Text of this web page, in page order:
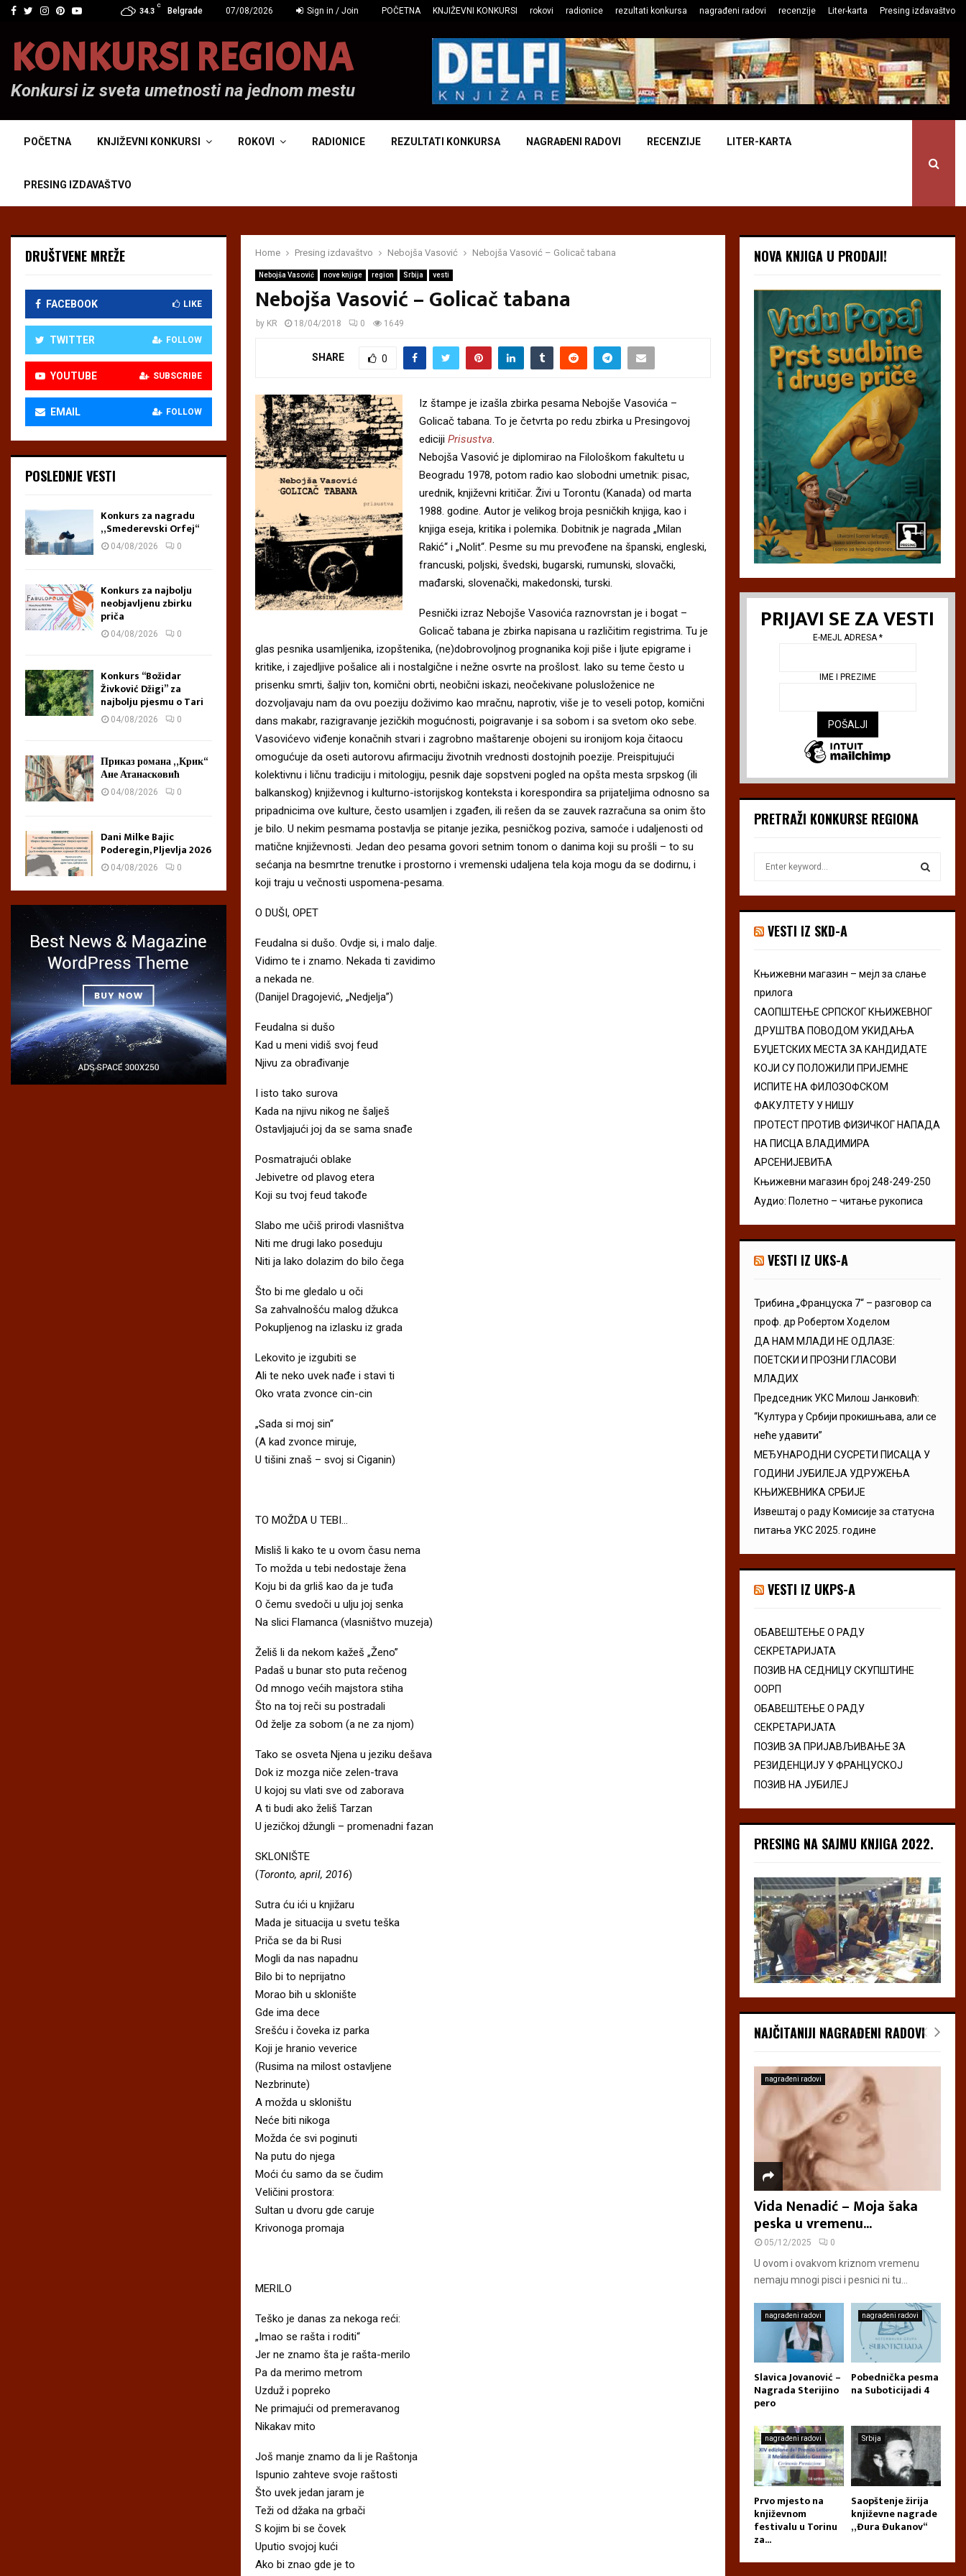
Facebook
Twitter
Instagram
Pinterest
Youtube 34.3
C
Belgrade 07/08/2026 Sign in / Join POČETNA KNJIŽEVNI KONKURSI rokovi radionice rezultati konkursa nagrađeni radovi recenzije Liter-karta Presing izdavaštvo
KONKURSI REGIONA
Konkursi iz sveta umetnosti na jednom mestu
POČETNA KNJIŽEVNI KONKURSI ROKOVI RADIONICE REZULTATI KONKURSA NAGRAĐENI RADOVI RECENZIJE LITER-KARTA
PRESING IZDAVAŠTVO
Home Presing izdavaštvo Nebojša Vasović Nebojša Vasović – Golicač tabana
Nebojša Vasović nove knjige region Srbija vesti
Nebojša Vasović – Golicač tabana
by KR 18/04/2018 0 1649
SHARE 0
Iz štampe je izašla zbirka pesama Nebojše Vasovića –
Golicač tabana. To je četvrta po redu zbirka u Presingovoj
ediciji Prisustva
Nebojša Vasović je diplomirao na Filološkom fakultetu u
Beogradu 1978, potom radio kao slobodni umetnik: pisac,
urednik, književni kritičar. Živi u Torontu (Kanada) od marta
1988. godine. Autor je velikog broja pesničkih knjiga, kao i
knjiga eseja, kritika i polemika. Dobitnik je nagrada „Milan
Rakić“ i „Nolit“. Pesme su mu prevođene na španski, engleski,
francuski, poljski, švedski, bugarski, rumunski, slovački,
mađarski, slovenački, makedonski, turski.
Pesnički izraz Nebojše Vasovića raznovrstan je i bogat –
Golicač tabana je zbirka napisana u različitim registrima. Tu je
glas pesnika usamljenika, izopštenika, (ne)dobrovoljnog prognanika koji piše i ljute epigrame i
kritike, i zajedljive pošalice ali i nostalgične i nežne osvrte na prošlost. Iako su teme često u
prisenku smrti, šaljiv ton, komični obrti, neobični iskazi, neočekivane polusloženice ne
dozvoljavaju nam da ovu poeziju doživimo kao mračnu, naprotiv, više je to veseli potop, komični
dans makabr, razigravanje jezičkih mogućnosti, poigravanje i sa sobom i sa svetom oko sebe.
Vasovićevo viđenje konačnih stvari i zagrobno maštarenje obojeni su ironijom koja čitaocu
omogućuje da oseti autorovu afirmaciju životnih vrednosti dostojnih poezije. Preispitujući
kolektivnu i ličnu tradiciju i mitologiju, pesnik daje sopstveni pogled na opšta mesta srpskog (ili
balkanskog) književnog i kulturno-istorijskog konteksta i korespondira sa prijateljima odnosno sa
pripadnicima ove kulture, često usamljen i zgađen, ili rešen da se zauvek razračuna sa onim što
je bilo. U nekim pesmama postavlja se pitanje jezika, pesničkog poziva, samoće i udaljenosti od
matične književnosti. Jedan deo pesama govori setnim tonom o danima koji su prošli – to su
sećanja na besmrtne trenutke i prostorno i vremenski udaljena tela koja mogu da se dodirnu, i
koji traju u večnosti uspomena-pesama.
O DUŠI, OPET
Feudalna si dušo. Ovdje si, i malo dalje.
Vidimo te i znamo. Nekada ti zavidimo
a nekada ne.
(Danijel Dragojević, „Nedjelja”)
Feudalna si dušo
Kad u meni vidiš svoj feud
Njivu za obrađivanje
I isto tako surova
Kada na njivu nikog ne šalješ
Ostavljajući joj da se sama snađe
Posmatrajući oblake
Jebivetre od plavog etera
Koji su tvoj feud takođe
Slabo me učiš prirodi vlasništva
Niti me drugi lako poseduju
Niti ja lako dolazim do bilo čega
Što bi me gledalo u oči
Sa zahvalnošću malog džukca
Pokupljenog na izlasku iz grada
Lekovito je izgubiti se
Ali te neko uvek nađe i stavi ti
Oko vrata zvonce cin-cin
„Sada si moj sin“
(A kad zvonce miruje,
U tišini znaš – svoj si Ciganin)
TO MOŽDA U TEBI…
Misliš li kako te u ovom času nema
To možda u tebi nedostaje žena
Koju bi da grliš kao da je tuđa
O čemu svedoči u ulju joj senka
Na slici Flamanca (vlasništvo muzeja)
Želiš li da nekom kažeš „Ženo”
Padaš u bunar sto puta rečenog
Od mnogo većih majstora stiha
Što na toj reči su postradali
Od želje za sobom (a ne za njom)
Tako se osveta Njena u jeziku dešava
Dok iz mozga niče zelen-trava
U kojoj su vlati sve od zaborava
A ti budi ako želiš Tarzan
U jezičkoj džungli – promenadni fazan
SKLONIŠTE
(Toronto, april, 2016)
Sutra ću ići u knjižaru
Mada je situacija u svetu teška
Priča se da bi Rusi
Mogli da nas napadnu
Bilo bi to neprijatno
Morao bih u sklonište
Gde ima dece
Srešću i čoveka iz parka
Koji je hranio veverice
(Rusima na milost ostavljene
Nezbrinute)
A možda u skloništu
Neće biti nikoga
Možda će svi poginuti
Na putu do njega
Moći ću samo da se čudim
Veličini prostora:
Sultan u dvoru gde caruje
Krivonoga promaja
MERILO
Teško je danas za nekoga reći:
„Imao se rašta i roditi“
Jer ne znamo šta je rašta-merilo
Pa da merimo metrom
Uzduž i popreko
Ne primajući od premeravanog
Nikakav mito
Još manje znamo da li je Raštonja
Ispunio zahteve svoje raštosti
Što uvek jedan jaram je
Teži od džaka na grbači
S kojim bi se čovek
Uputio svojoj kući
Ako bi znao gde je to
DRUŠTVENE MREŽE
FACEBOOK LIKE
TWITTER FOLLOW
YOUTUBE SUBSCRIBE
EMAIL FOLLOW
POSLEDNJE VESTI
Konkurs za nagradu
„Smederevski Orfej“
04/08/2026 0
Konkurs za najbolju
neobjavljenu zbirku
priča
04/08/2026 0
Konkurs “Božidar
Živković Džigi” za
najbolju pjesmu o Tari
04/08/2026 0
Приказ романа „Крик“
Ане Атанасковић
04/08/2026 0
Dani Milke Bajic
Poderegin, Pljevlja 2026
04/08/2026 0
NOVA KNJIGA U PRODAJI!
PRIJAVI SE ZA VESTI
E-MEJL ADRESA*
IME I PREZIME
PRETRAŽI KONKURSE REGIONA
h
r
:
S
C
VESTI IZ SKD-A
Књижевни магазин – мејл за слање
прилога
САОПШТЕЊЕ СРПСКОГ КЊИЖЕВНОГ
ДРУШТВА ПОВОДОМ УКИДАЊА
БУЏЕТСКИХ МЕСТА ЗА КАНДИДАТЕ
КОЈИ СУ ПОЛОЖИЛИ ПРИЈЕМНЕ
ИСПИТЕ НА ФИЛОЗОФСКОМ
ФАКУЛТЕТУ У НИШУ
ПРОТЕСТ ПРОТИВ ФИЗИЧКОГ НАПАДА
НА ПИСЦА ВЛАДИМИРА
АРСЕНИЈЕВИЋА
Књижевни магазин број 248-249-250
Аудио: Полетно – читање рукописа
VESTI IZ UKS-A
Трибина „Француска 7“ – разговор са
проф. др Робертом Ходелом
ДА НАМ МЛАДИ НЕ ОДЛАЗЕ:
ПОЕТСКИ И ПРОЗНИ ГЛАСОВИ
МЛАДИХ
Председник УКС Милош Јанковић:
“Култура у Србији прокишњава, али се
неће удавити”
МЕЂУНАРОДНИ СУСРЕТИ ПИСАЦА У
ГОДИНИ ЈУБИЛЕЈА УДРУЖЕЊА
КЊИЖЕВНИКА СРБИЈЕ
Извештај о раду Комисије за статусна
питања УКС 2025. године
VESTI IZ UKPS-A
ОБАВЕШТЕЊЕ О РАДУ
СЕКРЕТАРИЈАТА
ПОЗИВ НА СЕДНИЦУ СКУПШТИНЕ
ООРП
ОБАВЕШТЕЊЕ О РАДУ
СЕКРЕТАРИЈАТА
ПОЗИВ ЗА ПРИЈАВЉИВАЊЕ ЗА
РЕЗИДЕНЦИЈУ У ФРАНЦУСКОЈ
ПОЗИВ НА ЈУБИЛЕЈ
PRESING NA SAJMU KNJIGA 2022.
NAJČITANIJI NAGRAĐENI RADOVI
nagrađeni radovi
Vida Nenadić – Moja šaka
peska u vremenu...
05/12/2025 0
U ovom i ovakvom kriznom vremenu
nemaju mnogi pisci i pesnici ni tu...
nagrađeni radovi
Slavica Jovanović –
Nagrada Sterijino
pero
nagrađeni radovi
Pobednička pesma
na Suboticijadi 4
nagrađeni radovi
Prvo mjesto na
književnom
festivalu u Torinu
za...
Srbija
Saopštenje žirija
književne nagrade
„Đura Đukanov“